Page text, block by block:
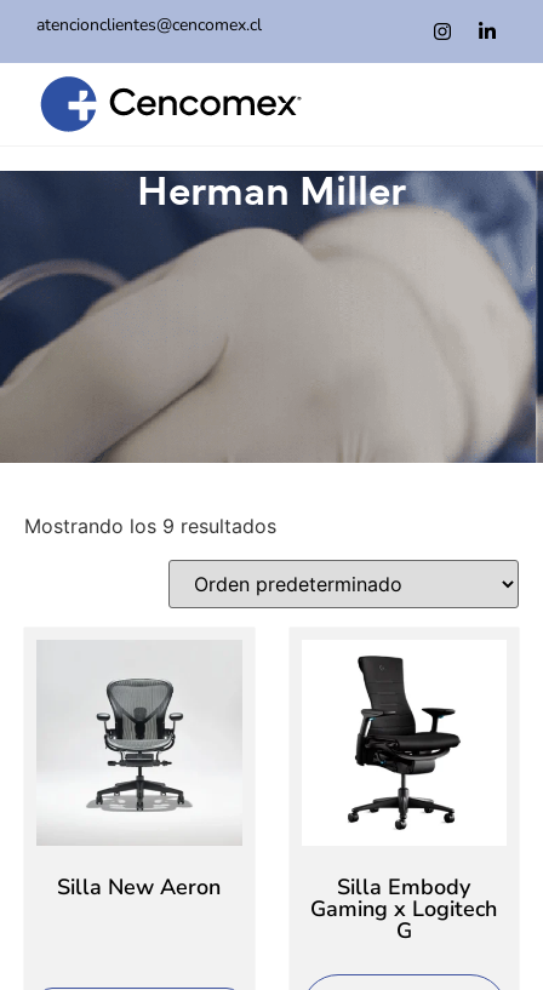
atencionclientes@cencomex.cl
Herman Miller
Mostrando los 9 resultados
Silla New Aeron Silla Embody
Gaming x Logitech
G